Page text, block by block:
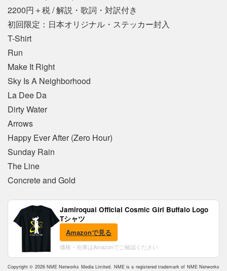
2200円＋税 / 解説・歌詞・対訳付き
初回限定：日本オリジナル・ステッカー封入
T-Shirt
Run
Make It Right
Sky Is A Neighborhood
La Dee Da
Dirty Water
Arrows
Happy Ever After (Zero Hour)
Sunday Rain
The Line
Concrete and Gold
Jamiroquai Official Cosmic Girl Buffalo Logo
Tシャツ
Amazonで見る
価格・在庫はAmazonでご確認ください
Copyright © 2026 NME Networks Media Limited. NME is a registered trademark of NME Networks